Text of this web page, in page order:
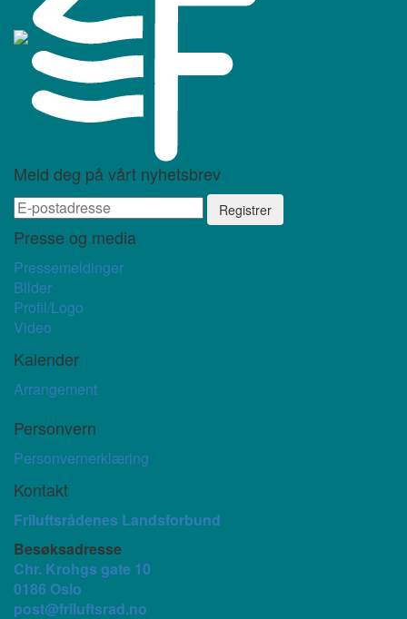
Meld deg på vårt nyhetsbrev
Presse og media
Pressemeldinger
Bilder
Profil/Logo
Video
Kalender
Arrangement
Personvern
Personvernerklæring
Kontakt
Friluftsrådenes Landsforbund
Besøksadresse
Chr. Krohgs gate 10
0186 Oslo
post@friluftsrad.no